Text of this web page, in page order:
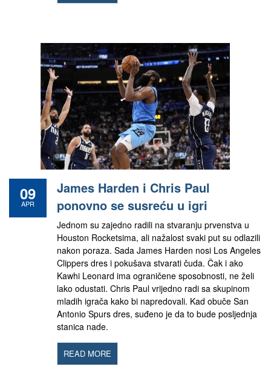
09
APR
James Harden i Chris Paul
ponovno se susreću u igri
Jednom su zajedno radili na stvaranju prvenstva u
Houston Rocketsima, ali nažalost svaki put su odlazili
nakon poraza. Sada James Harden nosi Los Angeles
Clippers dres i pokušava stvarati čuda. Čak i ako
Kawhi Leonard ima ograničene sposobnosti, ne želi
lako odustati. Chris Paul vrijedno radi sa skupinom
mladih igrača kako bi napredovali. Kad obuče San
Antonio Spurs dres, suđeno je da to bude posljednja
stanica nade.
READ MORE